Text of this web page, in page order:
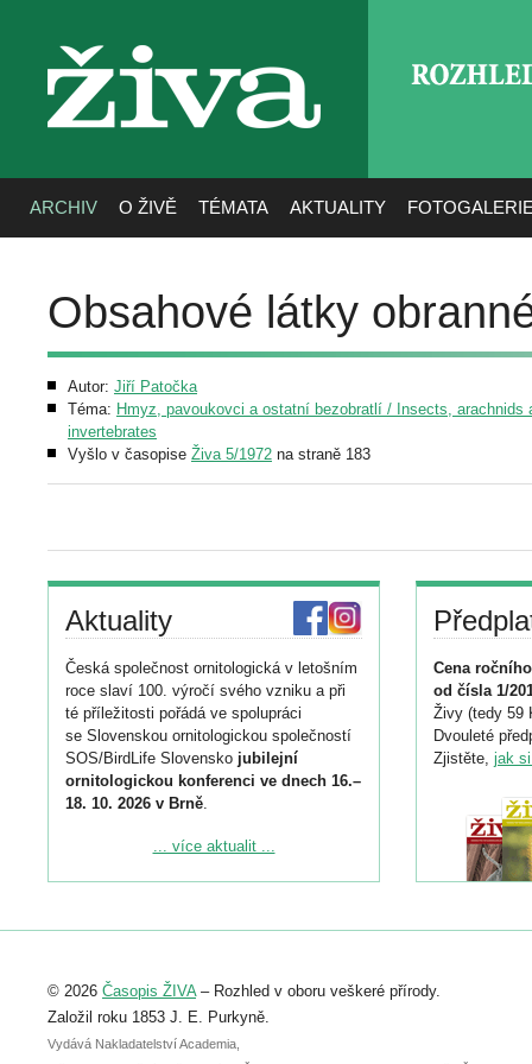
živa
ARCHIV O ŽIVĚ TÉMATA AKTUALITY
Obsahové látky
Autor: Jiří Patočka
Téma: Hmyz, pavoukovci a ostatní bezobratlí / Insects, arachnids
invertebrates
Vyšlo v časopise Živa 5/1972 na straně 183
Aktuality
Česká společnost ornitologická v letošním
roce slaví 100. výročí svého vzniku a při
té příležitosti pořádá ve spolupráci
se Slovenskou ornitologickou společností
SOS/BirdLife Slovensko jubilejní
ornitologickou konferenci ve dnech 16.–
18. 10. 2026 v Brně.
Podrobnější informace ke konferenci
Registrovat se můžete do 6. září.
abstraktu přihlášené přednášky nebo
posteru je už 30. června.
... více aktualit ...
Cena
od čísla 1/
Živy (tedy 59
Dvouleté
Zjistěte, jak
© 2026 Časopis ŽIVA– Rozhled v oboru veškeré přírody.
Založil roku 1853 J. E. Purkyně.
Vydává Nakladatelství Academia,